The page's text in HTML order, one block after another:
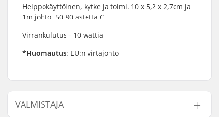
Helppokäyttöinen, kytke ja toimi. 10 x 5,2 x 2,7cm ja
1m johto. 50-80 astetta C.
Virrankulutus - 10 wattia
*Huomautus: EU:n virtajohto
VALMISTAJA